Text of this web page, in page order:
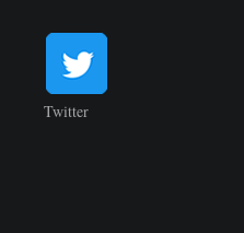
Twitter